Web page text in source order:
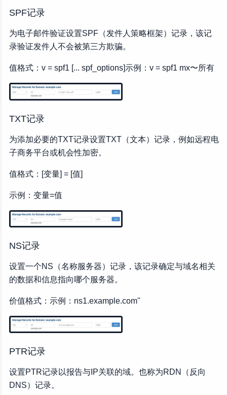
SPF记录
为电子邮件验证设置SPF（发件人策略框架）记录，该记
录验证发件人不会被第三方欺骗。
值格式：v = spf1 [... spf_options]示例：v = spf1 mx〜所有
TXT记录
为添加必要的TXT记录设置TXT（文本）记录，例如远程电
子商务平台或机会性加密。
值格式：[变量] = [值]
示例：变量=值
NS记录
设置一个NS（名称服务器）记录，该记录确定与域名相关
的数据和信息指向哪个服务器。
价值格式：示例：ns1.example.com''
PTR记录
设置PTR记录以报告与IP关联的域。也称为RDN（反向
DNS）记录。